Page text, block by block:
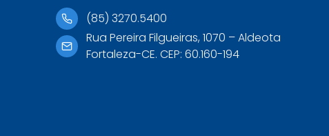
(85) 3270.5400
Rua Pereira Filgueiras, 1070 – Aldeota
Fortaleza-CE. CEP: 60.160-194